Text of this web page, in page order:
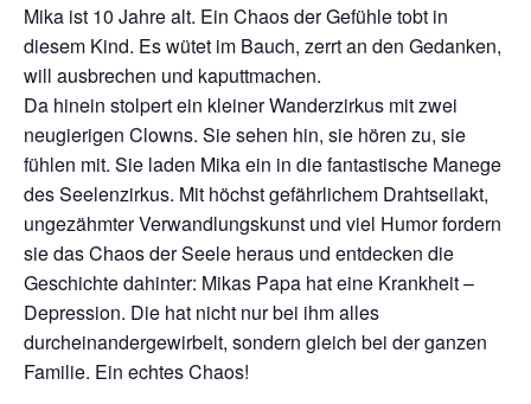
Mika ist 10 Jahre alt. Ein Chaos der Gefühle tobt in
diesem Kind. Es wütet im Bauch, zerrt an den Gedanken,
will ausbrechen und kaputtmachen.
Da hinein stolpert ein kleiner Wanderzirkus mit zwei
neugierigen Clowns. Sie sehen hin, sie hören zu, sie
fühlen mit. Sie laden Mika ein in die fantastische Manege
des Seelenzirkus. Mit höchst gefährlichem Drahtseilakt,
ungezähmter Verwandlungskunst und viel Humor fordern
sie das Chaos der Seele heraus und entdecken die
Geschichte dahinter: Mikas Papa hat eine Krankheit –
Depression. Die hat nicht nur bei ihm alles
durcheinandergewirbelt, sondern gleich bei der ganzen
Familie. Ein echtes Chaos!